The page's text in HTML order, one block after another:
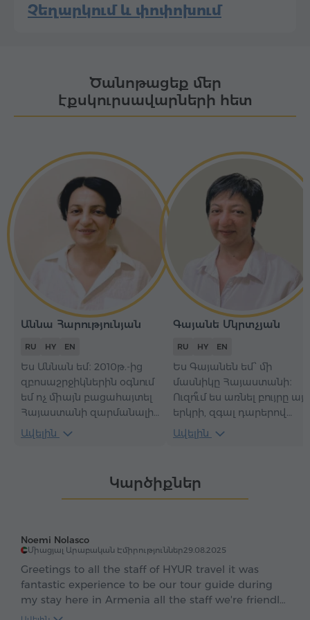
Չեղարկում և փոփոխում
Ծանոթացեք մեր
էքսկուրսավարների հետ
Աննա Հարությունյան
RU HY EN
Ես Աննան եմ։ 2010թ.-ից
զբոսաշրջիկներին օգնում
եմ ոչ միայն բացահայտել
Հայաստանի զարմանալի
ինքնատիպությունը,
գաղտնիքները։
Ավելին
Գայանե Մկրտչյան
RU HY EN
Ես Գայանեն եմ՝ մի
մասնիկը Հայաստանի։
Ուզո՞ւմ ես առնել բույրը այս
երկրի, զգալ դարերով
եկած մեր ուտեստների
ոչ՝ ականջ դնել քարակոփ
այս հնամենի երկիրը։
Ավելին
Կարծիքներ
Noemi Nolasco
Միացյալ Արաբական Էմիրություններ29.08.2025
Greetings to all the staff of HYUR travel it was
fantastic experience to be our tour guide during
my stay here in Armenia all the staff we're friendly
and approachable especially my first and second